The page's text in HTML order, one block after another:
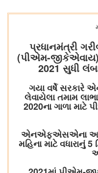
પ્રધાનમંત્રી
(પીએમ-
2021 સુધી
ગયા વર્ષે
લેવાયેલા તમામ
2020ના ગાળા
એનએફએસએના આશરે
મહિના માટે વધારાનું